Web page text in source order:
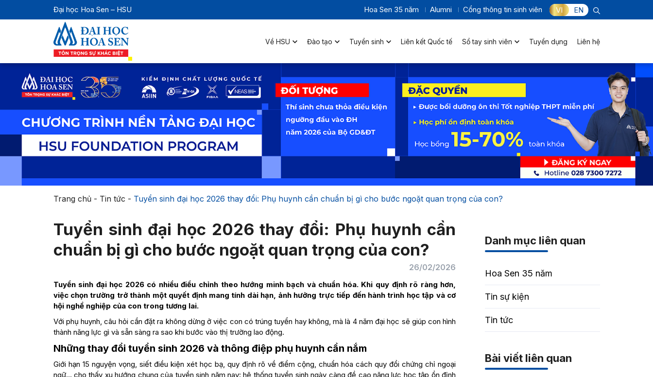
Đại học Hoa Sen – HSU Hoa Sen 35 năm Alumni Cổng thông tin sinh viên VI EN
Về HSU Đào tạo Tuyển sinh Liên kết Quốc tế Sổ tay sinh viên Tuyển dụng Liên hệ
Trang chủ- Tin tức - Tuyển sinh đại học 2026 thay đổi: Phụ huynh cần chuẩn bị gì cho bước ngoặt quan trọng của con?
Tuyển sinh đại học 2026 thay đổi: Phụ huynh cần
chuẩn bị gì cho bước ngoặt quan trọng của con?
26/02/2026
Tuyển sinh đại học 2026 có nhiều điều chỉnh theo hướng minh bạch và chuẩn hóa. Khi quy định rõ ràng hơn,
việc chọn trường trở thành một quyết định mang tính dài hạn, ảnh hưởng trực tiếp đến hành trình học tập và cơ
hội nghề nghiệp của con trong tương lai.
Với phụ huynh, câu hỏi cần đặt ra không dừng ở việc con có trúng tuyển hay không, mà là 4 năm đại học sẽ giúp con hình
thành năng lực gì và sẵn sàng ra sao khi bước vào thị trường lao động.
Những thay đổi tuyển sinh 2026 và thông điệp phụ huynh cần nắm
Giới hạn 15 nguyện vọng, siết điều kiện xét học bạ, quy định rõ về điểm cộng, chuẩn hóa cách quy đổi chứng chỉ ngoại
ngữ… cho thấy xu hướng chung của tuyển sinh năm nay: hệ thống tuyển sinh ngày càng đề cao năng lực học tập ổn định
Danh mục liên quan
Hoa Sen 35 năm
Tin sự kiện
Tin tức
Bài viết liên quan